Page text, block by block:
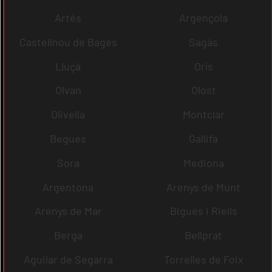
Artés
Argençola
Castellnou de Bages
Sagàs
Lluçà
Orís
Olvan
Olost
Olivella
Montclar
Begues
Gallifa
Sora
Mediona
Argentona
Arenys de Munt
Arenys de Mar
Bigues i Riells
Berga
Bellprat
Aguilar de Segarra
Torrelles de Foix